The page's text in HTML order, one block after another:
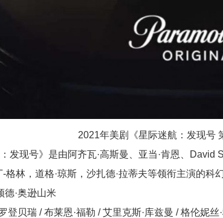
2021年美剧《星际迷航：发现号
：发现号》是由阿齐瓦·高斯曼、亚当·肯恩、
-格林，道格·琼斯，沙扎德·拉蒂夫等领衔主演的科幻
德·奥逊山米
登贝瑞 / 布莱恩·福勒 / 艾里克斯·库兹曼 / 格伦妮丝